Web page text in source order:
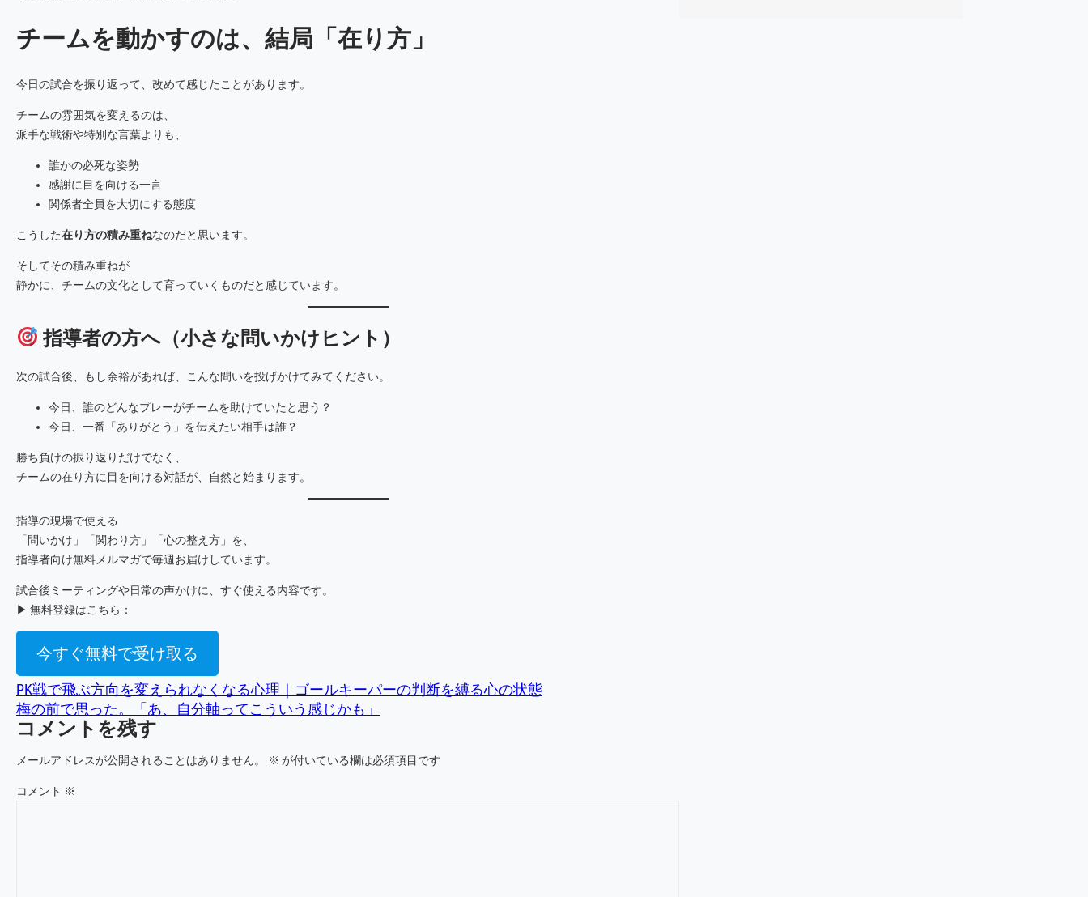
チームを動かすのは、結局「在り方」
今日の試合を振り返って、改めて感じたことがあります。
チームの雰囲気を変えるのは、
派手な戦術や特別な言葉よりも、
誰かの必死な姿勢
感謝に目を向ける一言
関係者全員を大切にする態度
こうした在り方の積み重ねなのだと思います。
そしてその積み重ねが
静かに、チームの文化として育っていくものだと感じています。
指導者の方へ（小さな問いかけヒント）
次の試合後、もし余裕があれば、こんな問いを投げかけてみてください。
今日、誰のどんなプレーがチームを助けていたと思う？
今日、一番「ありがとう」を伝えたい相手は誰？
勝ち負けの振り返りだけでなく、
チームの在り方に目を向ける対話が、自然と始まります。
指導の現場で使える
「問いかけ」「関わり方」「心の整え方」を、
指導者向け無料メルマガで毎週お届けしています。
試合後ミーティングや日常の声かけに、すぐ使える内容です。
▶︎ 無料登録はこちら：
今すぐ無料で受け取る
PK戦で飛ぶ方向を変えられなくなる心理｜ゴールキーパーの判断を縛る心の状態
梅の前で思った。「あ、自分軸ってこういう感じかも」
コメントを残す
メールアドレスが公開されることはありません。 ※ が付いている欄は必須項目です
コメント ※